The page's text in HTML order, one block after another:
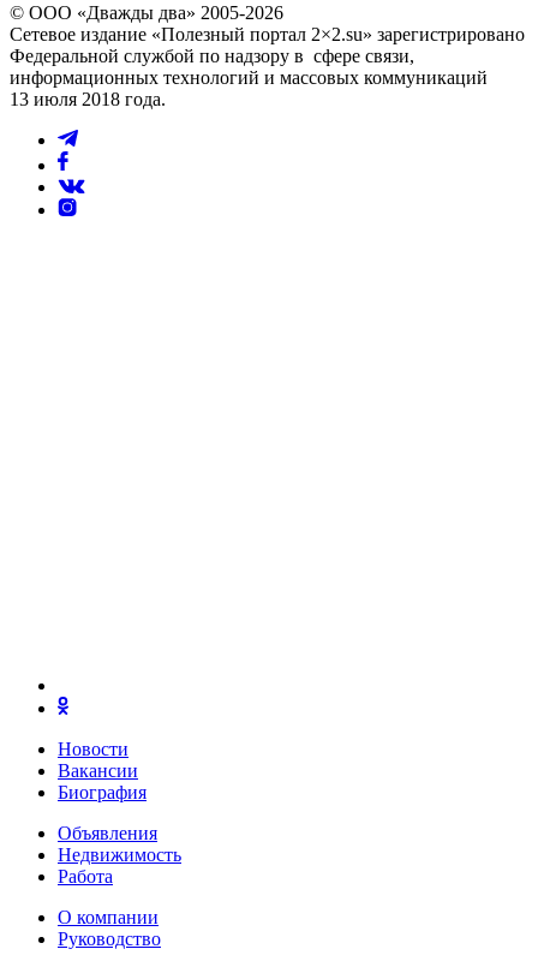
© ООО «Дважды два» 2005-2026
Сетевое издание «Полезный портал 2×2.su» зарегистрировано
Федеральной службой по надзору в сфере связи,
информационных технологий и массовых коммуникаций
13 июля 2018 года.
Новости
Вакансии
Биография
Объявления
Недвижимость
Работа
О компании
Руководство